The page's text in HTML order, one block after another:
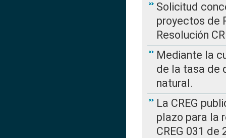
Solicitud
proyectos de
Resolución
Mediante la
de la tasa de
natural.
La CREG
plazo para la
CREG 031 de